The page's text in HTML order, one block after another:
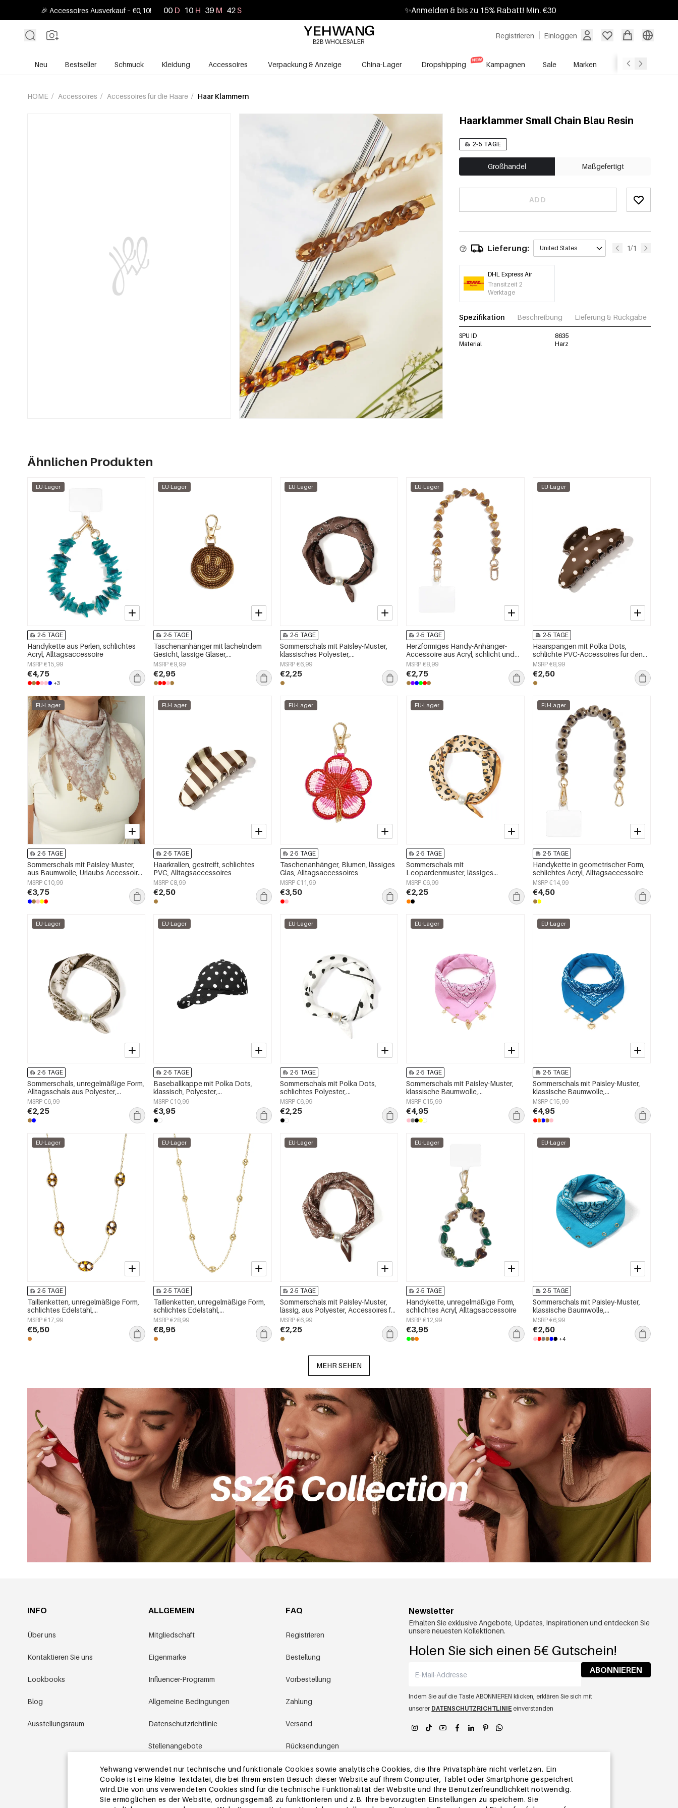
🎉 Accessoires Ausverkauf – €0,10! 00 D 10 H 39 M 41S ✨Anmelden & bis zu 15% Rabatt! Min. €30
Registrieren Einloggen
B2B WHOLESALER
Neu Bestseller Schmuck Kleidung Accessoires Verpackung & Anzeige China-Lager Dropshipping Kampagnen Sale Marken
Yehwang verwendet nur technische und funktionale Cookies sowie analytische Cookies, die Ihre Privatsphäre nicht verletzen. Ein
Cookie ist eine kleine Textdatei, die bei Ihrem ersten Besuch dieser Website auf Ihrem Computer, Tablet oder Smartphone gespeichert
wird.Die von uns verwendeten Cookies sind für die technische Funktionalität der Website und Ihre Benutzerfreundlichkeit notwendig.
Sie ermöglichen es der Website, ordnungsgemäß zu funktionieren und z.B. Ihre bevorzugten Einstellungen zu speichern. Sie
HOME / Accessoires / Accessoires für die Haare / Haar Klammern
Haarklammer Small Chain Blau Resin
2-5 TAGE
Großhandel Maßgefertigt
ADD
Lieferung: United States 1/1
DHL Express Air
Transitzeit 2
Werktage
Spezifikation Beschreibung Lieferung & Rückgabe
SPU ID
8635
Material
Harz
Ähnlichen Produkten
EU-Lager
2-5 TAGE
Handykette aus Perlen, schlichtes
Acryl, Alltagsaccessoire
MSRP €15,99
€4,75
+3
EU-Lager
2-5 TAGE
Taschenanhänger mit lächelndem
Gesicht, lässige Gläser,
Alltagsaccessoires
MSRP €9,99
€2,95
EU-Lager
2-5 TAGE
Sommerschals mit Paisley-Muster,
klassisches Polyester,
Alltagsaccessoires
MSRP €6,99
€2,25
EU-Lager
2-5 TAGE
Herzförmiges Handy-Anhänger-
Accessoire aus Acryl, schlicht und
alltagstauglich
MSRP €8,99
€2,75
EU-Lager
2-5 TAGE
Haarspangen mit Polka Dots,
schlichte PVC-Accessoires für den
Alltag
MSRP €8,99
€2,50
EU-Lager
2-5 TAGE
Sommerschals mit Paisley-Muster,
aus Baumwolle, Urlaubs-Accessoires
für jeden Tag
MSRP €10,99
€3,75
EU-Lager
2-5 TAGE
Haarkrallen, gestreift, schlichtes
PVC, Alltagsaccessoires
MSRP €8,99
€2,50
EU-Lager
2-5 TAGE
Taschenanhänger, Blumen, lässiges
Glas, Alltagsaccessoires
MSRP €11,99
€3,50
EU-Lager
2-5 TAGE
Sommerschals mit
Leopardenmuster, lässiges
Polyester, Alltagsaccessoires
MSRP €6,99
€2,25
EU-Lager
2-5 TAGE
Handykette in geometrischer Form,
schlichtes Acryl, Alltagsaccessoire
MSRP €14,99
€4,50
EU-Lager
2-5 TAGE
Sommerschals, unregelmäßige Form,
Alltagsschals aus Polyester,
Accessoires für jeden Tag
MSRP €6,99
€2,25
EU-Lager
2-5 TAGE
Baseballkappe mit Polka Dots,
klassisch, Polyester,
Alltagsaccessoire
MSRP €10,99
€3,95
EU-Lager
2-5 TAGE
Sommerschals mit Polka Dots,
schlichtes Polyester,
Alltagsaccessoires
MSRP €6,99
€2,25
EU-Lager
2-5 TAGE
Sommerschals mit Paisley-Muster,
klassische Baumwolle,
Alltagsaccessoires
MSRP €15,99
€4,95
EU-Lager
2-5 TAGE
Sommerschals mit Paisley-Muster,
klassische Baumwolle,
Alltagsaccessoires
MSRP €15,99
€4,95
EU-Lager
2-5 TAGE
Taillenketten, unregelmäßige Form,
schlichtes Edelstahl,
Alltagsaccessoires
MSRP €17,99
€5,50
EU-Lager
2-5 TAGE
Taillenketten, unregelmäßige Form,
schlichtes Edelstahl,
Alltagsaccessoires
MSRP €28,99
€8,95
EU-Lager
2-5 TAGE
Sommerschals mit Paisley-Muster,
lässig, aus Polyester, Accessoires für
jeden Tag
MSRP €6,99
€2,25
EU-Lager
2-5 TAGE
Handykette, unregelmäßige Form,
schlichtes Acryl, Alltagsaccessoire
MSRP €12,99
€3,95
EU-Lager
2-5 TAGE
Sommerschals mit Paisley-Muster,
klassische Baumwolle,
Alltagsaccessoires
MSRP €6,99
€2,50
+4
MEHR SEHEN
INFO
Über uns
Kontaktieren Sie uns
Lookbooks
Blog
Ausstellungsraum
ALLGEMEIN
Mitgliedschaft
Eigenmarke
Influencer-Programm
Allgemeine Bedingungen
Datenschutzrichtlinie
Stellenangebote
Aktionsbedingungen
Sitemap
FAQ
Registrieren
Bestellung
Vorbestellung
Zahlung
Versand
Rücksendungen
Lager in China
Andere Fragen
Newsletter
Erhalten Sie exklusive Angebote, Updates, Inspirationen und entdecken Sie
unsere neuesten Kollektionen.
Holen Sie sich einen 5€ Gutschein!
ABONNIEREN
Indem Sie auf die Taste ABONNIEREN klicken, erklären Sie sich mit
unserer DATENSCHUTZRICHTLINIE einverstanden
YEHWANG app